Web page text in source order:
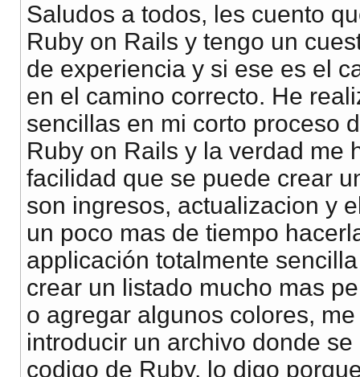
Saludos a todos, les cuento
Ruby on Rails y tengo un
de experiencia y si ese es el
en el camino correcto. He
sencillas en mi corto proceso
Ruby on Rails y la verdad me
facilidad que se puede crear
son ingresos, actualizacion y
un poco mas de tiempo
applicación totalmente
crear un listado mucho mas
o agregar algunos colores,
introducir un archivo donde
codigo de Ruby, lo digo